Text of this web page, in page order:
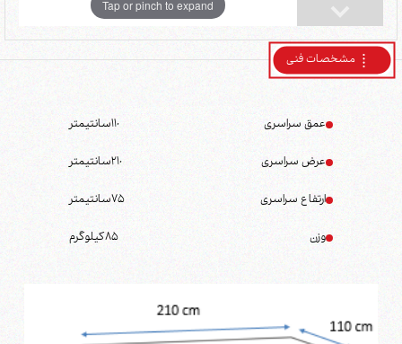
Tap or pinch to expand
مشخصات فنی
عمق سراسری 110سانتیمتر
عرض سراسری 210سانتیمتر
ارتفاع سراسری 75سانتیمتر
وزن 85کیلوگرم